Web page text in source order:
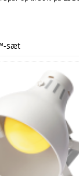
sæt